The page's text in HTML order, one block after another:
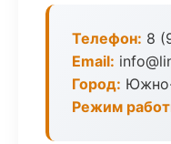
Телефон: 8
Email:
Город:
Режим